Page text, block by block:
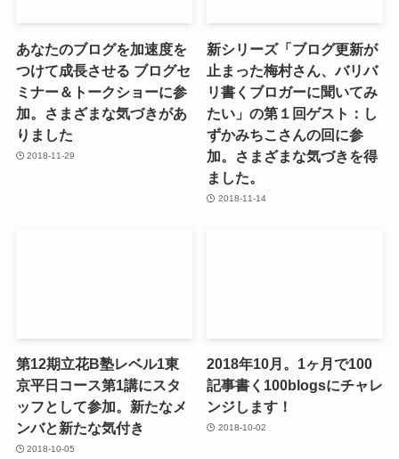
あなたのブログを加速度を
つけて成長させる ブログセ
ミナー＆トークショーに参
加。さまざまな気づきがあ
りました
2018-11-29
新シリーズ「ブログ更新が
止まった梅村さん、バリバ
リ書くブロガーに聞いてみ
たい」の第１回ゲスト：し
ずかみちこさんの回に参
加。さまざまな気づきを得
ました。
2018-11-14
第12期立花B塾レベル1東
京平日コース第1講にスタ
ッフとして参加。新たなメ
ンバと新たな気付き
2018-10-05
2018年10月。1ヶ月で100
記事書く100blogsにチャレ
ンジします！
2018-10-02